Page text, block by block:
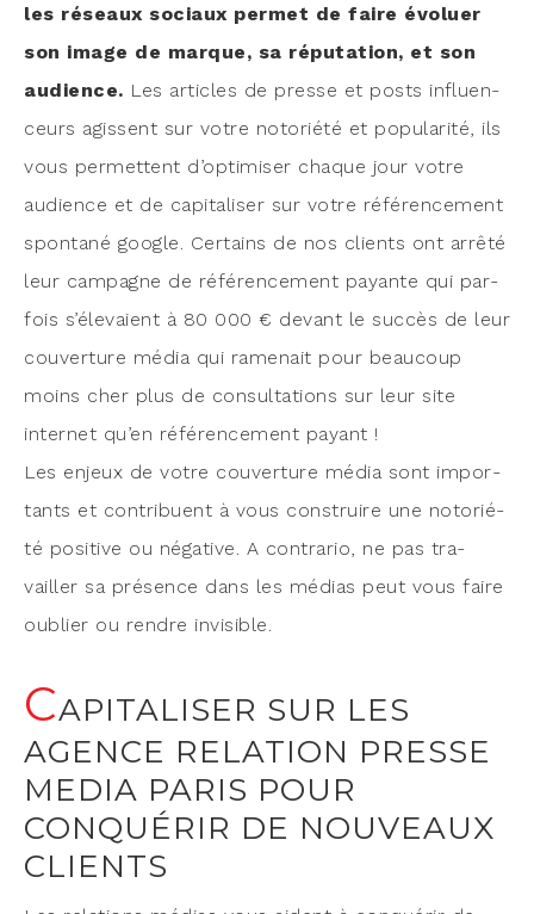
les réseaux sociaux per­met de faire évo­luer
son image de marque, sa répu­ta­tion, et son
audience. Les articles de presse et posts influen­
ceurs agissent sur votre noto­rié­té et popu­la­ri­té, ils
vous per­mettent d’optimiser chaque jour votre
audience et de capi­ta­li­ser sur votre réfé­ren­ce­ment
spon­ta­né google. Cer­tains de nos clients ont arrê­té
leur cam­pagne de réfé­ren­ce­ment payante qui par­
fois s’élevaient à 80 000 € devant le suc­cès de leur
cou­ver­ture média qui rame­nait pour beau­coup
moins cher plus de consul­ta­tions sur leur site
inter­net qu’en réfé­ren­ce­ment payant !
Les enjeux de votre cou­ver­ture média sont impor­
tants et contri­buent à vous construire une noto­rié­
té posi­tive ou néga­tive. A contra­rio, ne pas tra­
vailler sa pré­sence dans les médias peut vous faire
oublier ou rendre invisible.
CAPITALISER SUR LES
AGENCE RELATION PRESSE
MEDIA PARIS POUR
CONQUÉRIR DE NOUVEAUX
CLIENTS